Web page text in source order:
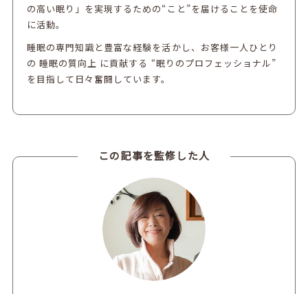
の高い眠り」を実現するための“こと”を届けることを使命
に活動。
睡眠の専門知識と豊富な経験を活かし、お客様一人ひとり
の 睡眠の質向上 に貢献する “眠りのプロフェッショナル”
を目指して日々奮闘しています。
この記事を監修した人